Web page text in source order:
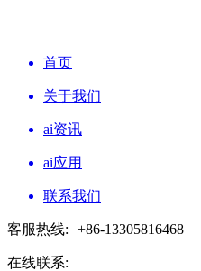
首页
关于我们
ai资讯
ai应用
联系我们
客服热线: +86-13305816468
在线联系: